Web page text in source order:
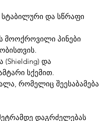
სტაბილური და სწრაფი
მოოქროვილი პინები
და
სქემით.
რომელიც შეესაბამება
დაგრძელებას